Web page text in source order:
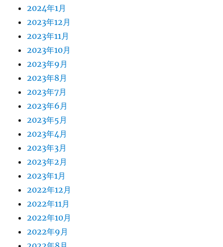
2024年1月
2023年12月
2023年11月
2023年10月
2023年9月
2023年8月
2023年7月
2023年6月
2023年5月
2023年4月
2023年3月
2023年2月
2023年1月
2022年12月
2022年11月
2022年10月
2022年9月